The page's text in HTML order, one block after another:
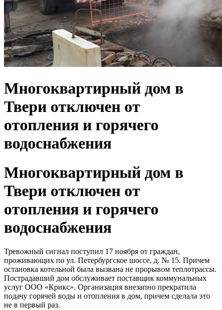
Многоквартирный дом в
Твери отключен от
отопления и горячего
водоснабжения
Многоквартирный дом в
Твери отключен от
отопления и горячего
водоснабжения
Тревожный сигнал поступил 17 ноября от граждан,
проживающих по ул. Петербургское шоссе, д. № 15. Причем
остановка котельной была вызвана не прорывом теплотрассы.
Пострадавший дом обслуживает поставщик коммунальных
услуг ООО «Крикс». Организация внезапно прекратила
подачу горячей воды и отопления в дом, причем сделала это
не в первый раз.